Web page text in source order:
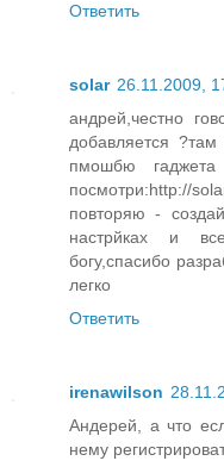
Ответить
solar 26.11.2009,
андрей,честно
добавляется
пмошбю
посмотри:http://
повторяю -
настрйках и
богу,спасибо
легко
Ответить
irenawilson
Андерей, а что
нему